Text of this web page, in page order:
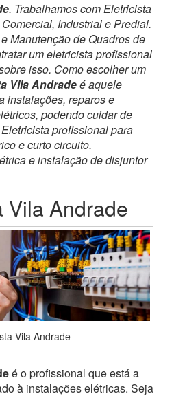
. Trabalhamos com Eletricista
Industrial e Predial.
Manutenção de Quadros de
um eletricista profissional
isso. Como escolher um
Vila Andradeé aquele
instalações, reparos e
podendo cuidar de
profissional para
e curto circuito.
e instalação de disjuntor
Vila Andrade
Vila Andrade
é o profissional que está a
à instalações elétricas. Seja